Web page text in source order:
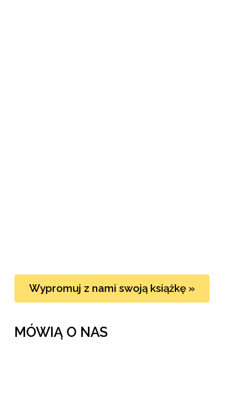
Wypromuj z nami swoją książkę »
MÓWIĄ O NAS